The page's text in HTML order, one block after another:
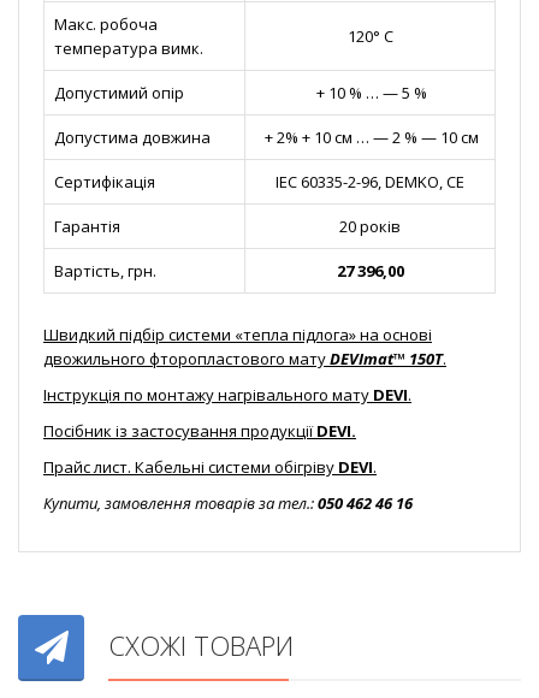
Макс. робоча
температура вимк.
120° С
Допустимий опір + 10 % … — 5 %
Допустима довжина + 2% + 10 см … — 2 % — 10 см
Сертифікація IEC 60335-2-96, DEMKO, CE
Гарантія 20 років
Вартість, грн. 27 396,00
Швидкий підбір системи «тепла підлога» на основі
двожильного фторопластового матуDEVImat™ 150T.
Інструкція по монтажу нагрівального мату DEVI.
Посібник із застосування продукціїDEVI.
Прайс лист. Кабельні системи обігріву DEVI.
Купити, замовлення товарів за тел.:050 462 46 16
СХОЖІ ТОВАРИ